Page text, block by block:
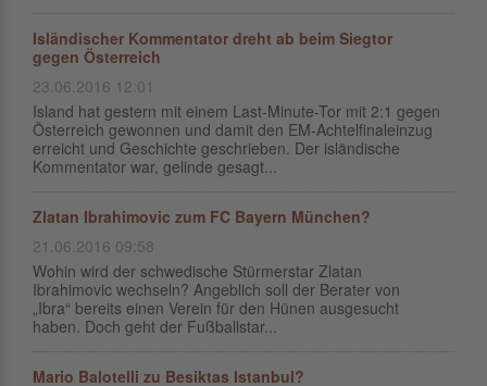
Isländischer Kommentator dreht ab beim Siegtor
gegen Österreich
23.06.2016 12:01
Island hat gestern mit einem Last-Minute-Tor mit 2:1 gegen
Österreich gewonnen und damit den EM-Achtelfinaleinzug
erreicht und Geschichte geschrieben. Der isländische
Kommentator war, gelinde gesagt...
Zlatan Ibrahimovic zum FC Bayern München?
21.06.2016 09:58
Wohin wird der schwedische Stürmerstar Zlatan
Ibrahimovic wechseln? Angeblich soll der Berater von
„Ibra“ bereits einen Verein für den Hünen ausgesucht
haben. Doch geht der Fußballstar...
Mario Balotelli zu Besiktas Istanbul?